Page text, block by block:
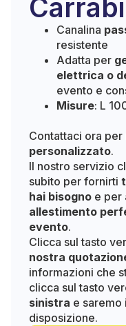
Canalina
resistente
Adatta per
elettrica o
evento e
Misure: L
Contattaci ora
personalizzato.
Il nostro servizio
subito per fornirti
hai bisogno e per
allestimento
evento.
Clicca sul tasto
nostra
informazioni che
clicca sul tasto
sinistra e saremo
disposizione.